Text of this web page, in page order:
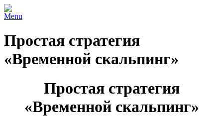
Menu
Простая стратегия
«Временной скальпинг»
Простая стратегия
«Временной скальпинг»